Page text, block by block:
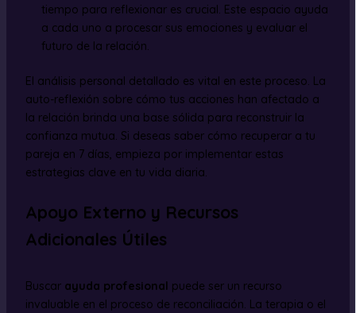
tiempo para reflexionar es crucial. Este espacio ayuda
a cada uno a procesar sus emociones y evaluar el
futuro de la relación.
El análisis personal detallado es vital en este proceso. La
auto-reflexión sobre cómo tus acciones han afectado a
la relación brinda una base sólida para reconstruir la
confianza mutua. Si deseas saber cómo recuperar a tu
pareja en 7 días, empieza por implementar estas
estrategias clave en tu vida diaria.
Apoyo Externo y Recursos
Adicionales Útiles
Buscar ayuda profesional puede ser un recurso
invaluable en el proceso de reconciliación. La terapia o el